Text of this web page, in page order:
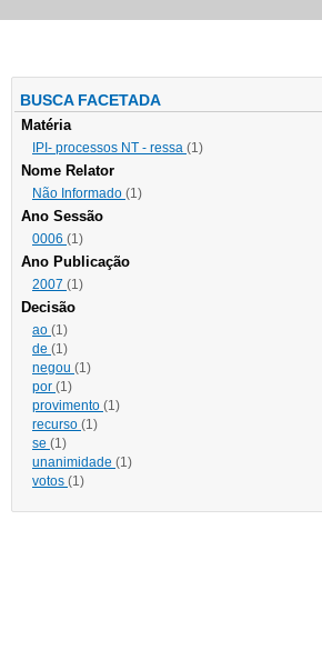
BUSCA FACETADA
Matéria
IPI- processos NT - ressa (1)
Nome Relator
Não Informado (1)
Ano Sessão
0006 (1)
Ano Publicação
2007 (1)
Decisão
ao (1)
de (1)
negou (1)
por (1)
provimento (1)
recurso (1)
se (1)
unanimidade (1)
votos (1)